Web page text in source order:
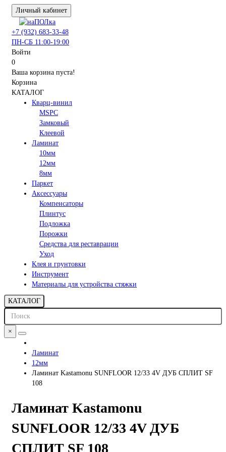
Личный кабинет
+7 (932) 683-33-48
ПН-СБ 11:00-19:00
Войти
0
Ваша корзина пуста!
Корзина
КАТАЛОГ
Кварц-винил
MSPC
Замковый
Клеевой
Ламинат
10мм
12мм
8мм
Паркет
Аксессуары
Компенсаторы
Плинтус
Подложка
Порожки
Средства для реставрации
Уход
Клея и грунтовки
Инструмент
Материалы для устройства стяжки
КАТАЛОГ
×
Ламинат
12мм
Ламинат Kastamonu SUNFLOOR 12/33 4V ДУБ СПЛИТ SF
108
Ламинат Kastamonu
SUNFLOOR 12/33 4V ДУБ
СПЛИТ SF 108